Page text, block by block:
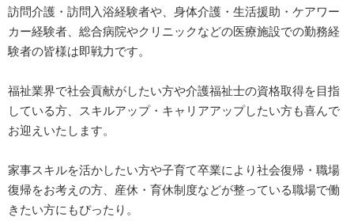
訪問介護・訪問入浴経験者や、身体介護・生活援助・ケアワー
カー経験者、総合病院やクリニックなどの医療施設での勤務経
験者の皆様は即戦力です。
福祉業界で社会貢献がしたい方や介護福祉士の資格取得を目指
している方、スキルアップ・キャリアアップしたい方も喜んで
お迎えいたします。
家事スキルを活かしたい方や子育て卒業により社会復帰・職場
復帰をお考えの方、産休・育休制度などが整っている職場で働
きたい方にもぴったり。